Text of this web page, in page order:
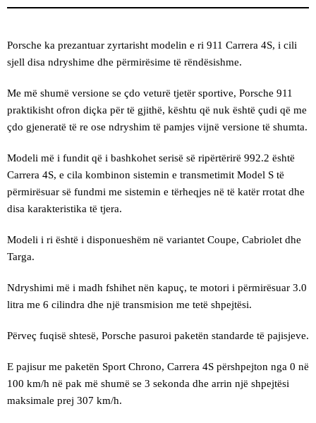
Porsche ka prezantuar zyrtarisht modelin e ri 911 Carrera 4S, i cili
sjell disa ndryshime dhe përmirësime të rëndësishme.
Me më shumë versione se çdo veturë tjetër sportive, Porsche 911
praktikisht ofron diçka për të gjithë, kështu që nuk është çudi që me
çdo gjeneratë të re ose ndryshim të pamjes vijnë versione të shumta.
Modeli më i fundit që i bashkohet serisë së ripërtërirë 992.2 është
Carrera 4S, e cila kombinon sistemin e transmetimit Model S të
përmirësuar së fundmi me sistemin e tërheqjes në të katër rrotat dhe
disa karakteristika të tjera.
Modeli i ri është i disponueshëm në variantet Coupe, Cabriolet dhe
Targa.
Ndryshimi më i madh fshihet nën kapuç, te motori i përmirësuar 3.0
litra me 6 cilindra dhe një transmision me tetë shpejtësi.
Përveç fuqisë shtesë, Porsche pasuroi paketën standarde të pajisjeve.
E pajisur me paketën Sport Chrono, Carrera 4S përshpejton nga 0 në
100 km/h në pak më shumë se 3 sekonda dhe arrin një shpejtësi
maksimale prej 307 km/h.